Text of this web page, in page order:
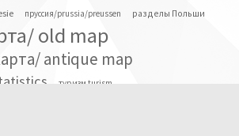
пруссия/prussia/preussen разделы Польши
old map
antique map
туризм turism